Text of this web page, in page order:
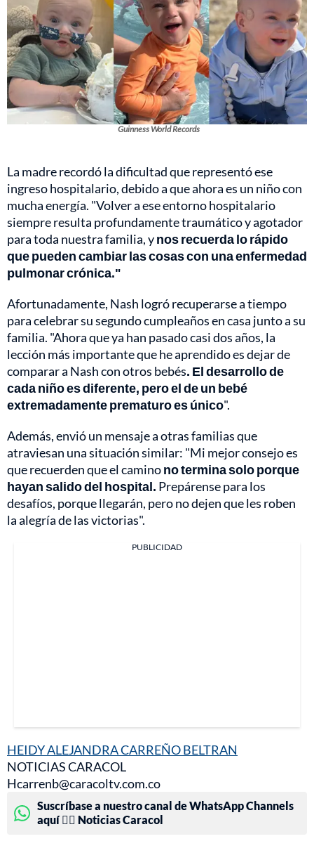
Guinness World Records
La madre recordó la dificultad que representó ese
ingreso hospitalario, debido a que ahora es un niño con
mucha energía. "Volver a ese entorno hospitalario
siempre resulta profundamente traumático y agotador
para toda nuestra familia, ynos recuerda lo rápido
que pueden cambiar las cosas con una enfermedad
pulmonar crónica."
Afortunadamente, Nash logró recuperarse a tiempo
para celebrar su segundo cumpleaños en casa junto a su
familia. "Ahora que ya han pasado casi dos años, la
lección más importante que he aprendido es dejar de
comparar a Nash con otros bebés. El desarrollo de
cada niño es diferente, pero el de un bebé
extremadamente prematuro es único".
Además, envió un mensaje a otras familias que
atraviesan una situación similar: "Mi mejor consejo es
que recuerden que el caminono termina solo porque
hayan salido del hospital. Prepárense para los
desafíos, porque llegarán, pero no dejen que les roben
la alegría de las victorias".
PUBLICIDAD
HEIDY ALEJANDRA CARREÑO BELTRAN
NOTICIAS CARACOL
Hcarrenb@caracoltv.com.co
Suscríbase a nuestro canal de WhatsApp Channels
aquí 👉🏻 Noticias Caracol